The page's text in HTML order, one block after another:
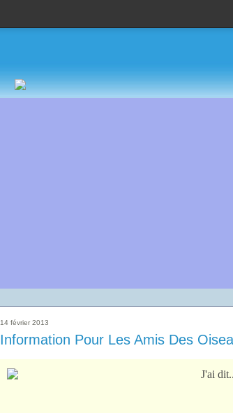
14 février 2013
Information Pour Les Amis Des